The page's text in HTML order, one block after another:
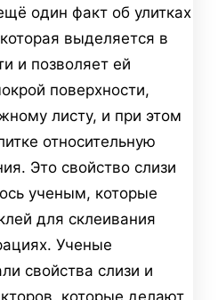
один факт об улитках
выделяется в
и позволяет ей
поверхности,
листу, и при этом
относительную
Это свойство слизи
ученым, которые
для склеивания
Ученые
свойства слизи и